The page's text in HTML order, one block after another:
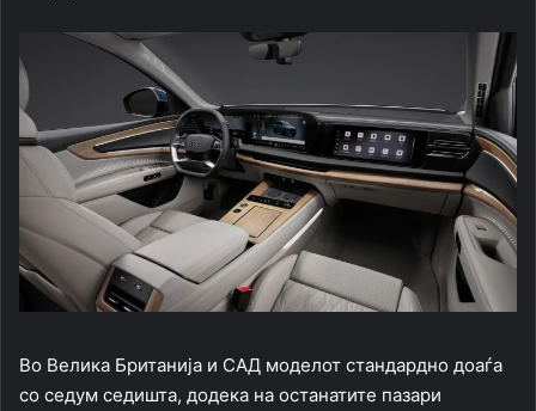
Во Велика Британија и САД моделот стандардно доаѓа
со седум седишта, додека на останатите пазари